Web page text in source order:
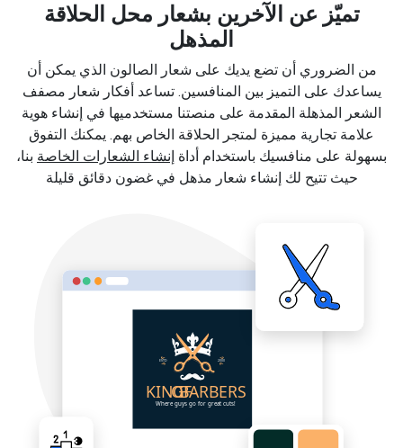
تميّز عن الآخرين بشعار محل الحلاقة
المذهل
من الضروري أن تضع يديك على شعار الصالون الذي يمكن أن
يساعدك على التميز بين المنافسين. تساعد أفكار شعار مصفف
الشعر المذهلة المقدمة على منصتنا مستخدميها في إنشاء هوية
علامة تجارية مميزة لمتجر الحلاقة الخاص بهم. يمكنك التفوق
بسهولة على منافسيك باستخدام أداة إنشاء الشعارات الخاصة بنا،
حيث تتيح لك إنشاء شعار مذهل في غضون دقائق قليلة